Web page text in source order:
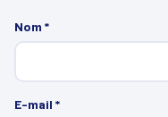
Nom *
E-mail *